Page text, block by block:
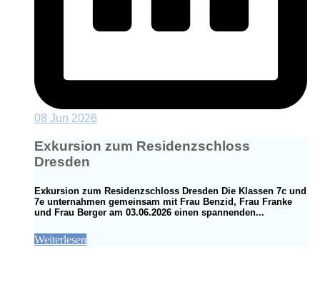
08 Jun 2026
Exkursion zum Residenzschloss
Dresden
Exkursion zum Residenzschloss Dresden Die Klassen 7c und
7e unternahmen gemeinsam mit Frau Benzid, Frau Franke
und Frau Berger am 03.06.2026 einen spannenden...
Weiterlesen